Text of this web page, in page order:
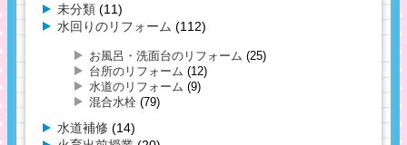
未分類 (11)
水回りのリフォーム (112)
お風呂・洗面台のリフォーム (25)
台所のリフォーム (12)
水道のリフォーム (9)
混合水栓 (79)
水道補修 (14)